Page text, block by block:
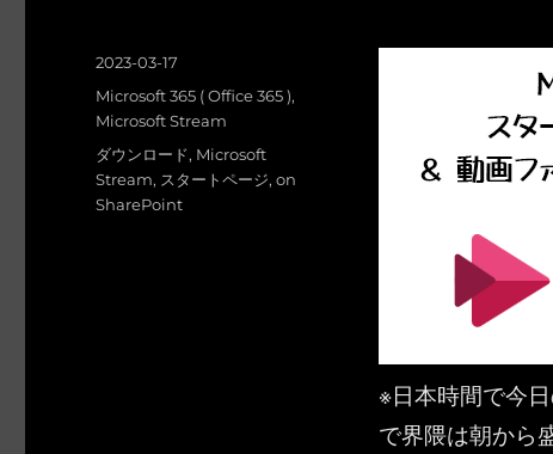
※日本時間で今
で界隈は朝から
投
日:
2023-03-17
カ
テ
ゴ
リ
ー
Microsoft 365 ( Office 365 ),
Microsoft Stream
タ
グ
ダウンロード, Microsoft
Stream, スタートページ,on
SharePoint